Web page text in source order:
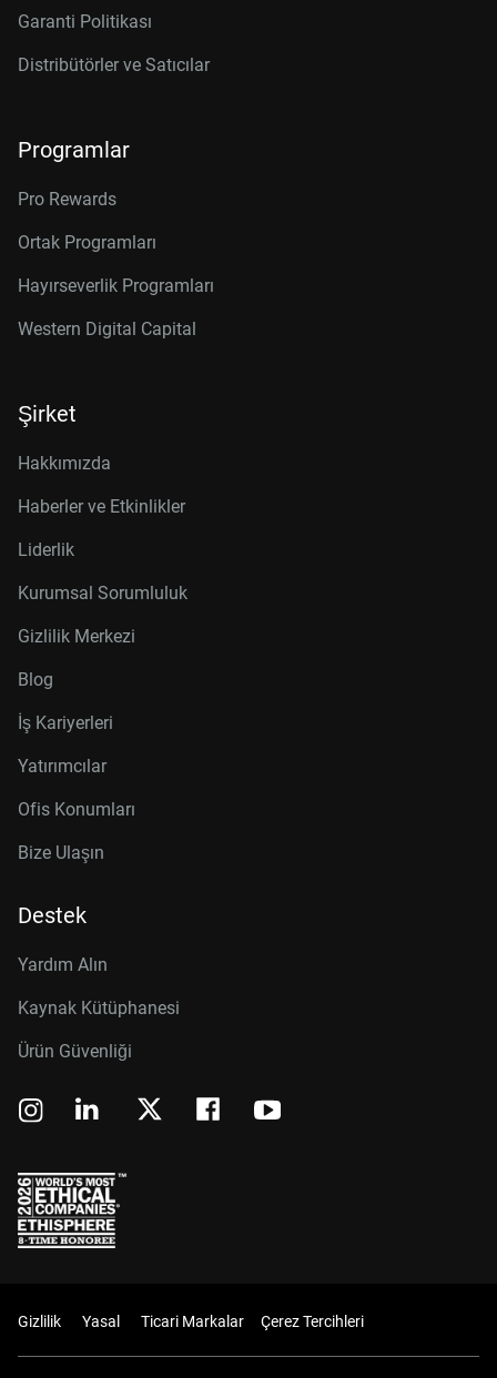
Garanti Politikası
Distribütörler ve Satıcılar
Programlar
Pro Rewards
Ortak Programları
Hayırseverlik Programları
Western Digital Capital
Şirket
Hakkımızda
Haberler ve Etkinlikler
Liderlik
Kurumsal Sorumluluk
Gizlilik Merkezi
Blog
İş Kariyerleri
Yatırımcılar
Ofis Konumları
Bize Ulaşın
Destek
Yardım Alın
Kaynak Kütüphanesi
Ürün Güvenliği
Gizlilik Yasal Ticari Markalar Çerez Tercihleri